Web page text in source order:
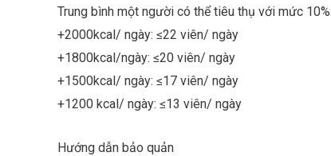
Trung bình một người có thể tiêu thụ với mức 10%:
+2000kcal/ ngày: ≤22 viên/ ngày
+1800kcal/ngày: ≤20 viên/ ngày
+1500kcal/ ngày: ≤17 viên/ ngày
+1200 kcal/ ngày: ≤13 viên/ ngày
Hướng dẫn bảo quản